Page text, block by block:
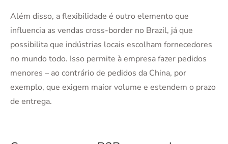
Além disso, a flexibilidade é outro elemento que
influencia as vendas cross-border no Brazil, já que
possibilita que indústrias locais escolham fornecedores
no mundo todo. Isso permite à empresa fazer pedidos
menores – ao contrário de pedidos da China, por
exemplo, que exigem maior volume e estendem o prazo
de entrega.